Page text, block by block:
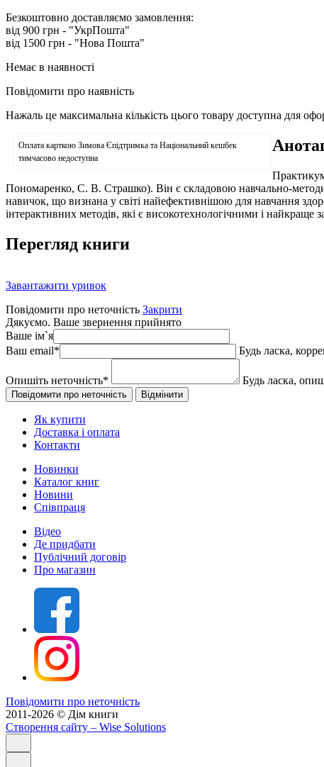
Безкоштовно доставляємо замовлення:
від 900 грн - "УкрПошта"
від 1500 грн - "Нова Пошта"
Немає в наявності
Повідомити про наявність
Нажаль це максимальна кількість цього товару доступна для
Оплата карткою Зимова Єпідтримка та Національний кешбек
тимчасово недоступна
Пономаренко, С. В. Страшко). Він є складовою навчально-
навичок, що визнана у світі найефективнішою для навчання
інтерактивних методів, які є високотехнологічними і найкраще
Перегляд книги
Завантажити уривок
Повідомити про неточність Закрити
Дякуємо. Ваше звернення прийнято
Ваше ім`я
Ваш email* Будь ласка,
Опишіть неточність* Будь ласка,
Як купити
Доставка і оплата
Контакти
Новинки
Каталог книг
Новини
Співпраця
Відео
Де придбати
Публічний договір
Про магазин
Повідомити про неточність
2011-2026 © Дім книги
Створення сайту – Wise Solutions